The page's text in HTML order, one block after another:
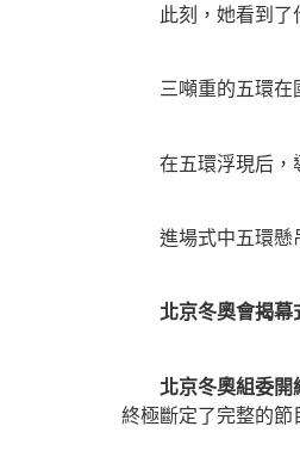
此刻，她看到了什
三噸重的五環在國
在五環浮現后，導
進場式中五環懸吊
北京冬奧會揭幕
北京冬奧組委開
終極斷定了完整的節